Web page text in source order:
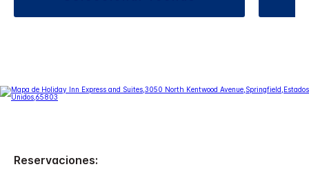
Reservaciones: